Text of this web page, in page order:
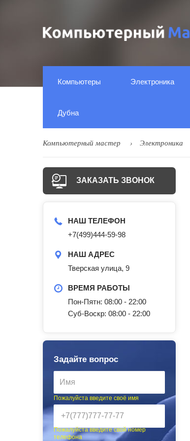
Компьютеры Электроника
Дубна
Компьютерный мастер Электроника
ЗАКАЗАТЬ ЗВОНОК
НАШ ТЕЛЕФОН
+7(499)444-59-98
НАШ АДРЕС
Тверская улица, 9
ВРЕМЯ РАБОТЫ
Пон-Пятн: 08:00 - 22:00
Суб-Воскр: 08:00 - 22:00
Задайте вопрос
Пожалуйста введите своё имя
Пожалуйста введите свой номер
телефона